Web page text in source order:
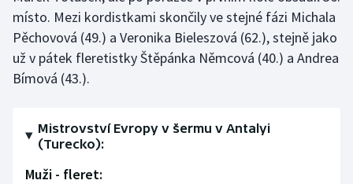
Stolní tenis
Triatlon
Veslování
Vodní slalom
místo. Mezi kordistkami skončily ve stejné fázi Michala
Pěchovová (49.) a Veronika Bieleszová (62.), stejně jako
už v pátek fleretistky Štěpánka Němcová (40.) a Andrea
Bímová (43.).
Mistrovství Evropy v šermu v Antalyi
(Turecko):
Muži - fleret: